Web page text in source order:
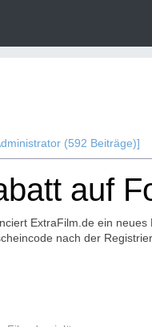
(592 Beiträge)]
auf
ExtraFilm.de ein
nach der